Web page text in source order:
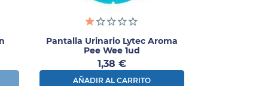
Pantalla Urinario Lytec Aroma
Pee Wee 1ud
Precio
1,38 €
AÑADIR AL CARRITO